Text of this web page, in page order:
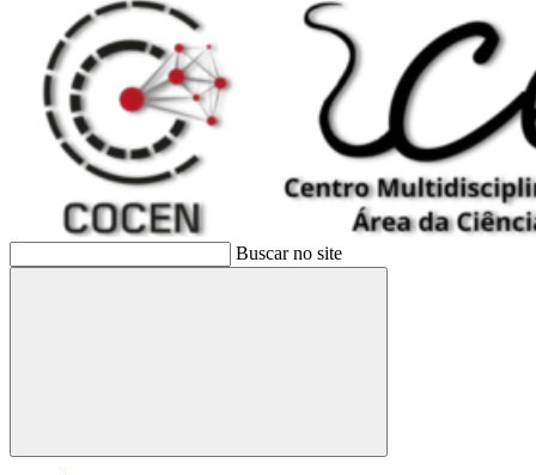
Buscar no site
Buscar